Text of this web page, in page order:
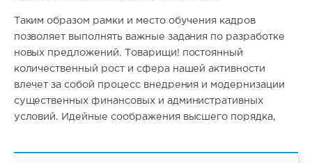
Таким образом рамки и место обучения кадров
позволяет выполнять важные задания по разработке
новых предложений. Товарищи! постоянный
количественный рост и сфера нашей активности
влечет за собой процесс внедрения и модернизации
существенных финансовых и административных
условий. Идейные соображения высшего порядка,